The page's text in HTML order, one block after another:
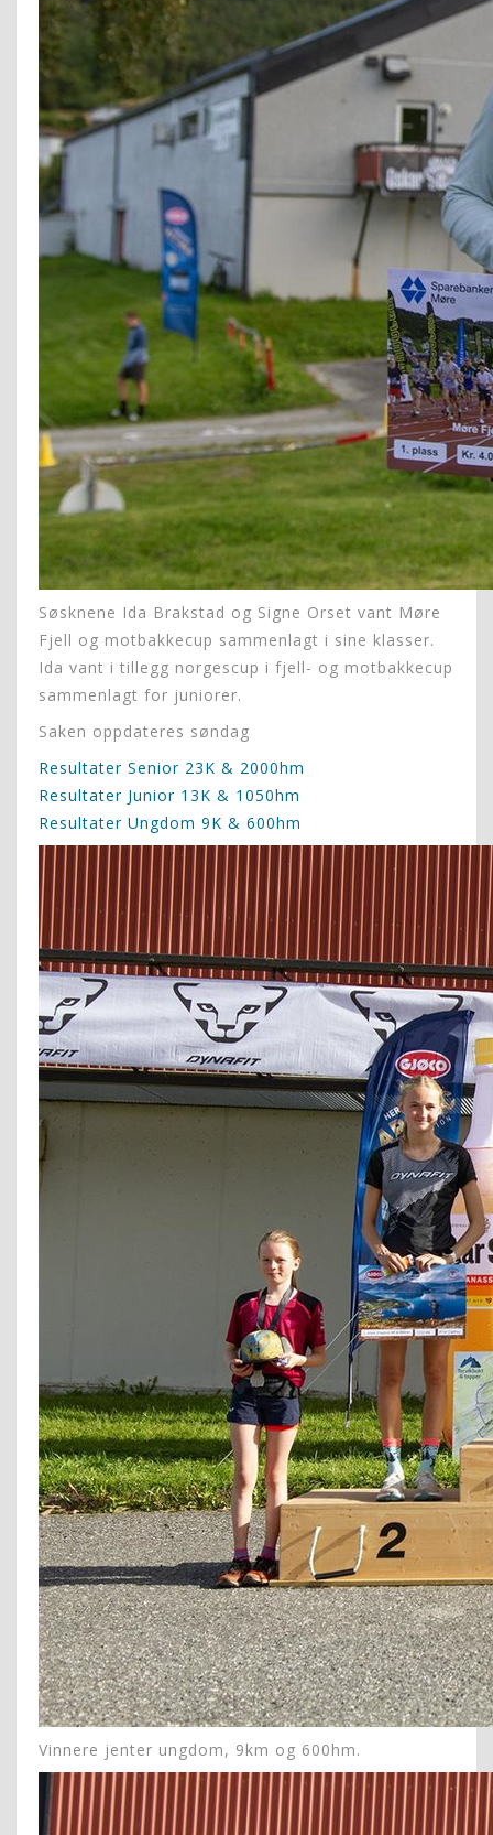
Søsknene Ida Brakstad og Signe Orset vant Møre
Fjell og motbakkecup sammenlagt i sine klasser.
Ida vant i tillegg norgescup i fjell- og motbakkecup
sammenlagt for juniorer.
Saken oppdateres søndag
Resultater Senior 23K & 2000hm
Resultater Junior 13K & 1050hm
Resultater Ungdom 9K & 600hm
Vinnere jenter ungdom, 9km og 600hm.